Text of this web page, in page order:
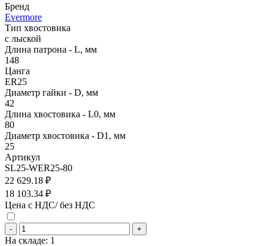
Бренд
Evermore
Тип хвостовика
с лыской
Длина патрона - L, мм
148
Цанга
ER25
Диаметр гайки - D, мм
42
Длина хвостовика - L0, мм
80
Диаметр хвостовика - D1, мм
25
Артикул
SL25-WER25-80
22 629.18 ₽
18 103.34 ₽
Цена с НДС/ без НДС
- +
На складе: 1